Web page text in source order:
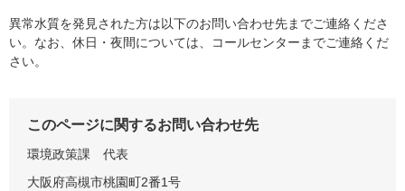
異常水質を発見された方は以下のお問い合わせ先までご連絡くださ
い。なお、休日・夜間については、コールセンターまでご連絡くだ
さい。
このページに関するお問い合わせ先
環境政策課
代表
大阪府高槻市桃園町2番1号